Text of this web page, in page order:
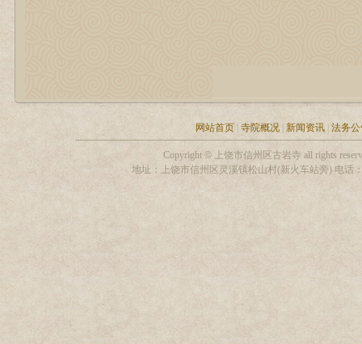
网站首页 寺院概况 新闻资讯 法务
Copyright © 上饶市信州区古岩寺 all rights
地址：上饶市信州区灵溪镇松山村(新火车站旁) 电话：